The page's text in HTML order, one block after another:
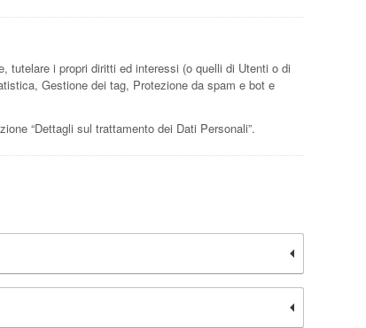
tutelare i propri diritti ed interessi (o quelli di Utenti o di
Gestione dei tag, Protezione da spam e bot e
“Dettagli sul trattamento dei Dati Personali”.